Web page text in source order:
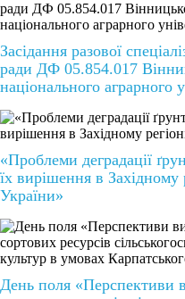
Засідання разової
ради ДФ 05.854.017
національного аграрного
«Проблеми деградації
їх вирішення в Західному
України»
День поля «Перспективи